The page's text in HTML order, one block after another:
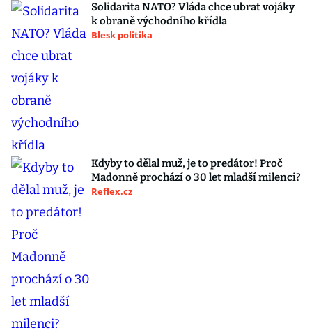
Solidarita NATO? Vláda chce ubrat vojáky
k obraně východního křídla
Blesk politika
Kdyby to dělal muž, je to predátor! Proč
Madonně prochází o 30 let mladší milenci?
Reflex.cz